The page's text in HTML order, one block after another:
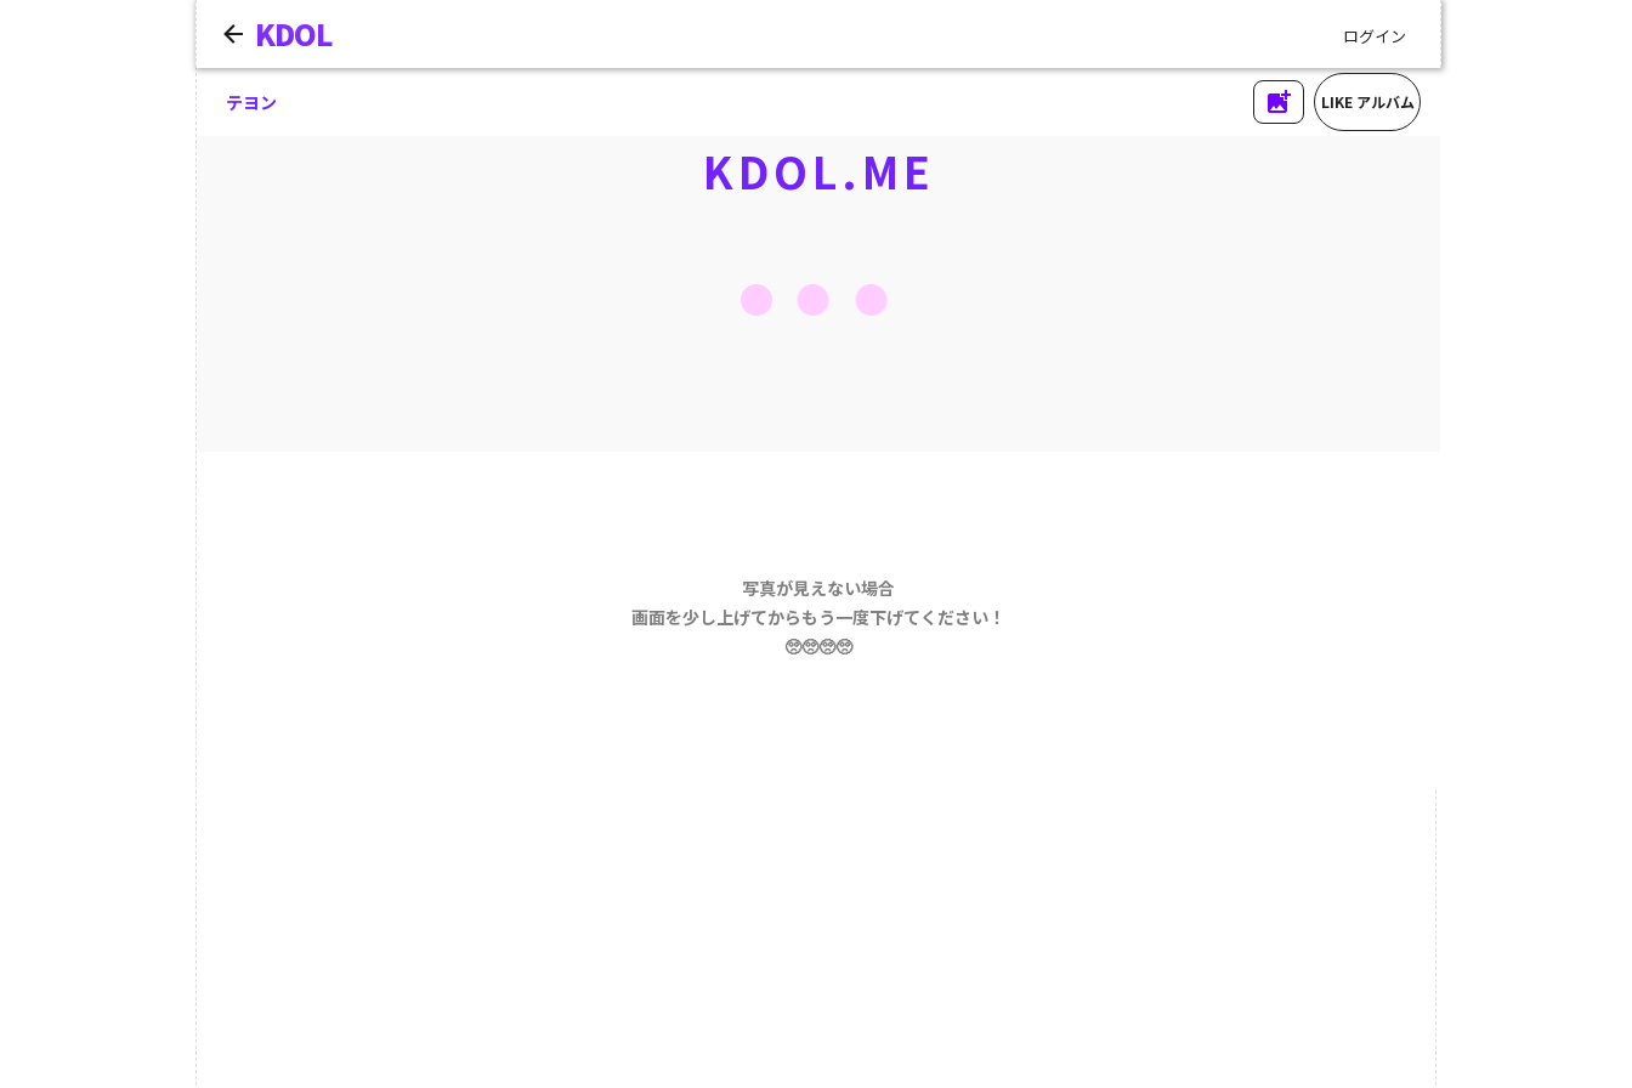
KDOL ログイン
テヨン LIKE アルバム
KDOL.ME
写真が見えない場合
画面を少し上げてからもう一度下げてください！
🥺🥺🥺🥺